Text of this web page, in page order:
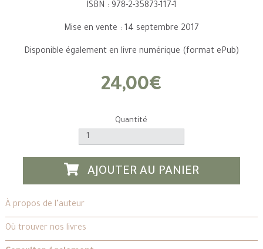
ISBN : 978-2-35873-117-1
Mise en vente : 14 septembre 2017
Disponible également en livre numérique (format ePub)
24,00€
Quantité
AJOUTER AU PANIER
À propos de l’auteur
Où trouver nos livres